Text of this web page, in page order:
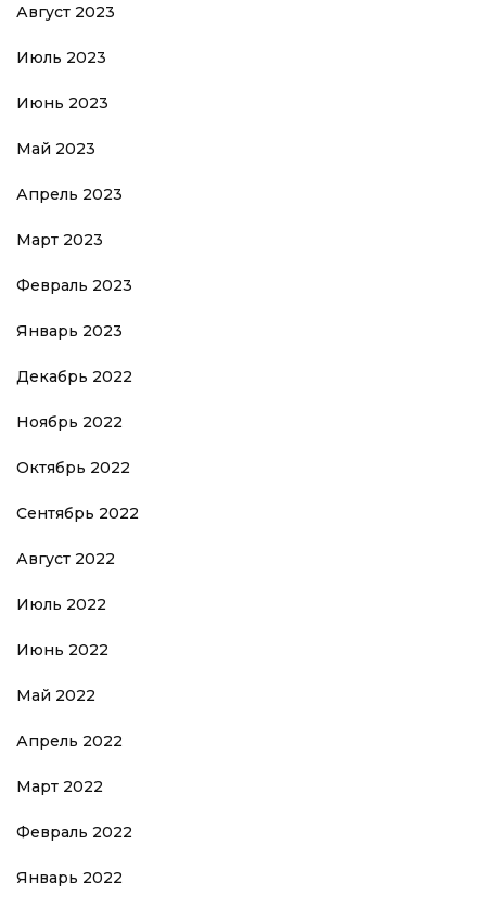
Август 2023
Июль 2023
Июнь 2023
Май 2023
Апрель 2023
Март 2023
Февраль 2023
Январь 2023
Декабрь 2022
Ноябрь 2022
Октябрь 2022
Сентябрь 2022
Август 2022
Июль 2022
Июнь 2022
Май 2022
Апрель 2022
Март 2022
Февраль 2022
Январь 2022